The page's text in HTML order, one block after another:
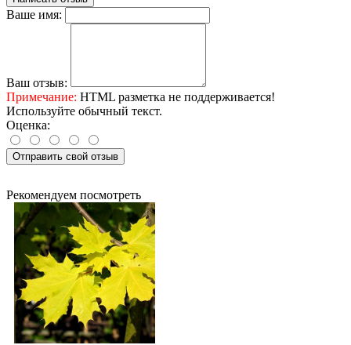
Ваше имя:
Ваш отзыв:
Примечание: HTML разметка не поддерживается!
Используйте обычный текст.
Оценка:
Отправить свой отзыв
Рекомендуем посмотреть